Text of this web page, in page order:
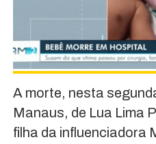
A morte, nesta
Manaus, de Lua Lima
filha da influenciadora